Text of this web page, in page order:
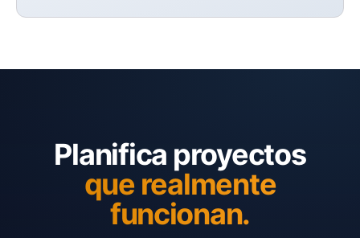
Planifica proyectos
que realmente
funcionan.